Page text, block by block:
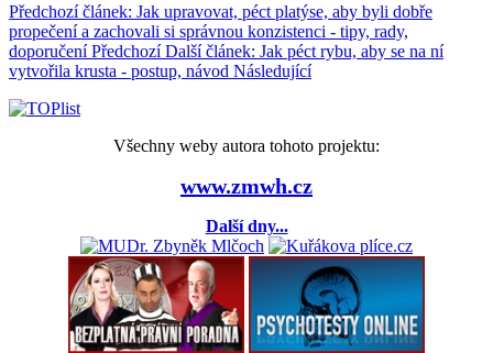
Předchozí článek: Jak upravovat, péct platýse, aby byli dobře
propečení a zachovali si správnou konzistenci - tipy, rady,
doporučeníPředchozí Další článek: Jak péct rybu, aby se na ní
vytvořila krusta - postup, návod Následující
Všechny weby autora tohoto projektu:
www.zmwh.cz
Další dny...